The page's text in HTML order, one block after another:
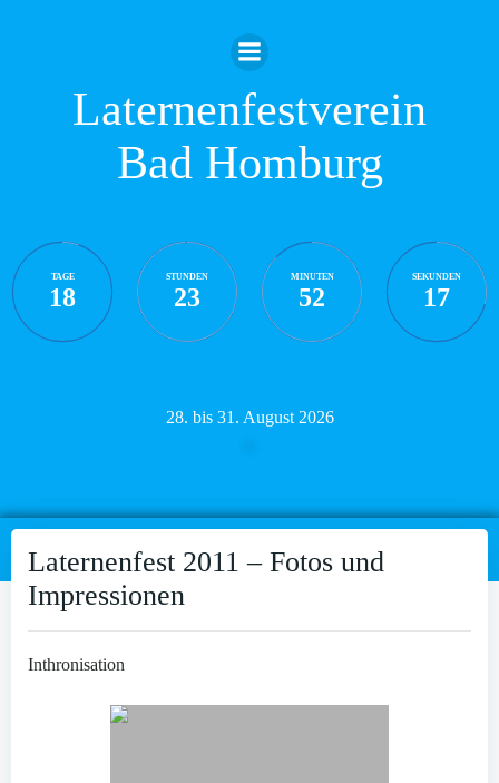
Inhalt
springen
Laternenfestverein
Bad Homburg
TAGE
18
STUNDEN
23
MINUTEN
52
SEKUNDEN
16
28. bis 31. August 2026
Laternenfest 2011 – Fotos und
Impressionen
Inthronisation